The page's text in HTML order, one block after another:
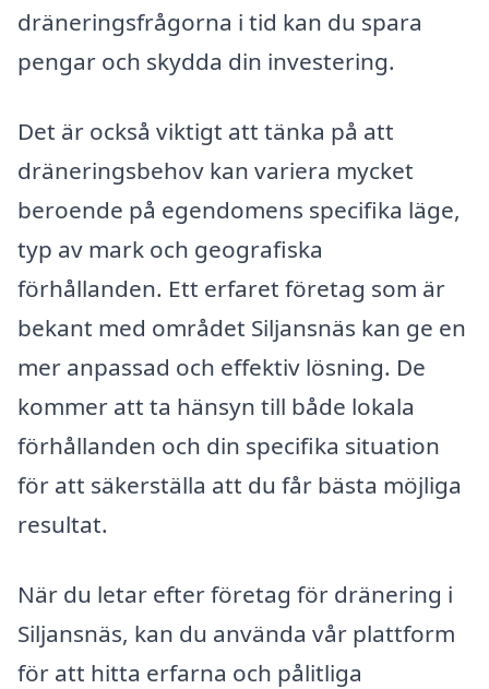
dräneringsfrågorna i tid kan du spara
pengar och skydda din investering.
Det är också viktigt att tänka på att
dräneringsbehov kan variera mycket
beroende på egendomens specifika läge,
typ av mark och geografiska
förhållanden. Ett erfaret företag som är
bekant med området Siljansnäs kan ge en
mer anpassad och effektiv lösning. De
kommer att ta hänsyn till både lokala
förhållanden och din specifika situation
för att säkerställa att du får bästa möjliga
resultat.
När du letar efter företag för dränering i
Siljansnäs, kan du använda vår plattform
för att hitta erfarna och pålitliga